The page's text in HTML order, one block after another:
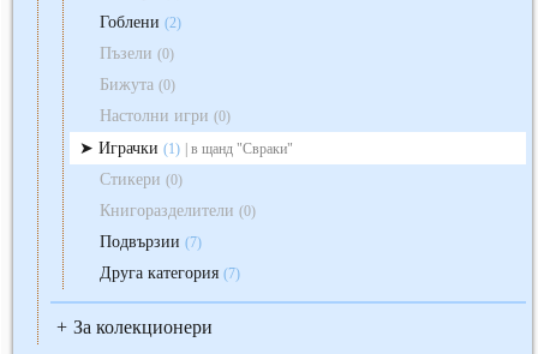
Гоблени (2)
Пъзели (0)
Бижута (0)
Настолни игри (0)
Играчки (1) | в щанд "Свраки"
Стикери (0)
Книгоразделители (0)
Подвързии (7)
Друга категория (7)
+ За колекционери